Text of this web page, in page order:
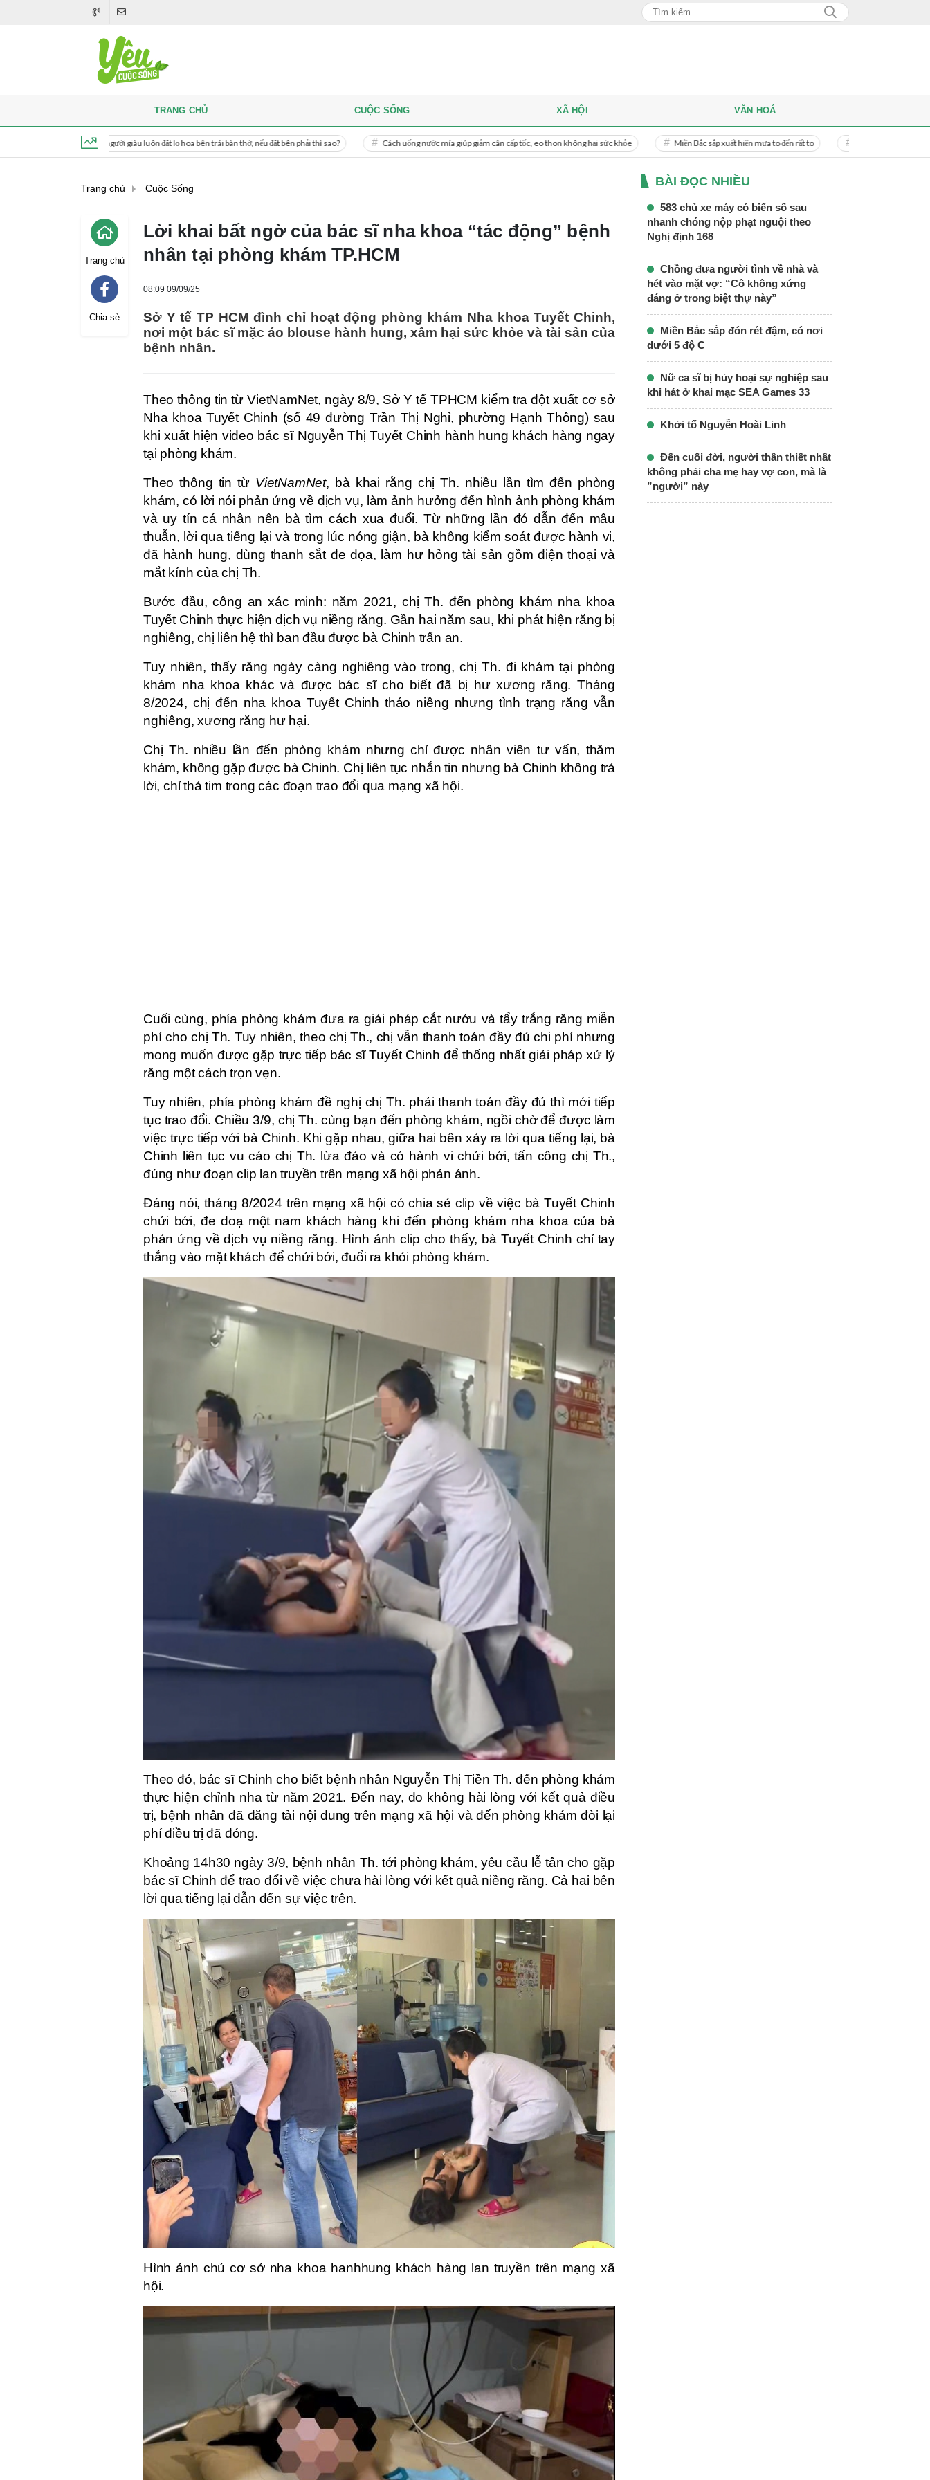
thắp hương, người giàu luôn đặt lọ hoa bên trái bàn thờ, nếu đặt bên phải thì sao? Cách uống nước mía giúp giảm cân cấp tốc, eo thon không hại sức khỏe Miền Bắc sắp xuất hiện mưa to đến rất to Danh tính người phụ nữ bị bạn trai
TRANG CHỦ CUỘC SỐNG XÃ HỘI VĂN HOÁ
Trang chủ Cuộc Sống
Trang chủ
Chia sẻ
Lời khai bất ngờ của bác sĩ nha khoa “tác động” bệnh
nhân tại phòng khám TP.HCM
08:09 09/09/25
Sở Y tế TP HCM đình chỉ hoạt động phòng khám Nha khoa Tuyết Chinh,
nơi một bác sĩ mặc áo blouse hành hung, xâm hại sức khỏe và tài sản của
bệnh nhân.
Theo thông tin từ VietNamNet, ngày 8/9, Sở Y tế TPHCM kiểm tra đột xuất cơ sở
Nha khoa Tuyết Chinh (số 49 đường Trần Thị Nghỉ, phường Hạnh Thông) sau
khi xuất hiện video bác sĩ Nguyễn Thị Tuyết Chinh hành hung khách hàng ngay
tại phòng khám.
Theo thông tin từVietNamNet, bà khai rằng chị Th. nhiều lần tìm đến phòng
khám, có lời nói phản ứng về dịch vụ, làm ảnh hưởng đến hình ảnh phòng khám
và uy tín cá nhân nên bà tìm cách xua đuổi. Từ những lần đó dẫn đến mâu
thuẫn, lời qua tiếng lại và trong lúc nóng giận, bà không kiểm soát được hành vi,
đã hành hung, dùng thanh sắt đe dọa, làm hư hỏng tài sản gồm điện thoại và
mắt kính của chị Th.
Bước đầu, công an xác minh: năm 2021, chị Th. đến phòng khám nha khoa
Tuyết Chinh thực hiện dịch vụ niềng răng. Gần hai năm sau, khi phát hiện răng bị
nghiêng, chị liên hệ thì ban đầu được bà Chinh trấn an.
Tuy nhiên, thấy răng ngày càng nghiêng vào trong, chị Th. đi khám tại phòng
khám nha khoa khác và được bác sĩ cho biết đã bị hư xương răng. Tháng
8/2024, chị đến nha khoa Tuyết Chinh tháo niềng nhưng tình trạng răng vẫn
nghiêng, xương răng hư hại.
Chị Th. nhiều lần đến phòng khám nhưng chỉ được nhân viên tư vấn, thăm
khám, không gặp được bà Chinh. Chị liên tục nhắn tin nhưng bà Chinh không trả
lời, chỉ thả tim trong các đoạn trao đổi qua mạng xã hội.
Cuối cùng, phía phòng khám đưa ra giải pháp cắt nướu và tẩy trắng răng miễn
phí cho chị Th. Tuy nhiên, theo chị Th., chị vẫn thanh toán đầy đủ chi phí nhưng
mong muốn được gặp trực tiếp bác sĩ Tuyết Chinh để thống nhất giải pháp xử lý
răng một cách trọn vẹn.
Tuy nhiên, phía phòng khám đề nghị chị Th. phải thanh toán đầy đủ thì mới tiếp
tục trao đổi. Chiều 3/9, chị Th. cùng bạn đến phòng khám, ngồi chờ để được làm
việc trực tiếp với bà Chinh. Khi gặp nhau, giữa hai bên xảy ra lời qua tiếng lại, bà
Chinh liên tục vu cáo chị Th. lừa đảo và có hành vi chửi bới, tấn công chị Th.,
đúng như đoạn clip lan truyền trên mạng xã hội phản ánh.
Đáng nói, tháng 8/2024 trên mạng xã hội có chia sẻ clip về việc bà Tuyết Chinh
chửi bới, đe doạ một nam khách hàng khi đến phòng khám nha khoa của bà
phản ứng về dịch vụ niềng răng. Hình ảnh clip cho thấy, bà Tuyết Chinh chỉ tay
thẳng vào mặt khách để chửi bới, đuổi ra khỏi phòng khám.
Theo đó, bác sĩ Chinh cho biết bệnh nhân Nguyễn Thị Tiền Th. đến phòng khám
thực hiện chỉnh nha từ năm 2021. Đến nay, do không hài lòng với kết quả điều
trị, bệnh nhân đã đăng tải nội dung trên mạng xã hội và đến phòng khám đòi lại
phí điều trị đã đóng.
Khoảng 14h30 ngày 3/9, bệnh nhân Th. tới phòng khám, yêu cầu lễ tân cho gặp
bác sĩ Chinh để trao đổi về việc chưa hài lòng với kết quả niềng răng. Cả hai bên
lời qua tiếng lại dẫn đến sự việc trên.
Hình ảnh chủ cơ sở nha khoa hanhhung khách hàng lan truyền trên mạng xã
hội.
BÀI ĐỌC NHIỀU
583 chủ xe máy có biển số sau
nhanh chóng nộp phạt nguội theo
Nghị định 168
Chồng đưa người tình về nhà và
hét vào mặt vợ: “Cô không xứng
đáng ở trong biệt thự này”
Miền Bắc sắp đón rét đậm, có nơi
dưới 5 độ C
Nữ ca sĩ bị hủy hoại sự nghiệp sau
khi hát ở khai mạc SEA Games 33
Khởi tố Nguyễn Hoài Linh
Đến cuối đời, người thân thiết nhất
không phải cha mẹ hay vợ con, mà là
”người” này